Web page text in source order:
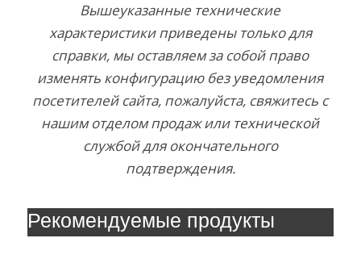
Вышеуказанные технические
характеристики приведены только для
справки, мы оставляем за собой право
изменять конфигурацию без уведомления
посетителей сайта, пожалуйста, свяжитесь с
нашим отделом продаж или технической
службой для окончательного
подтверждения.
Рекомендуемые продукты